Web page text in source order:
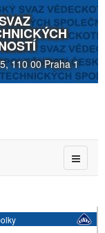
110 00 Praha 1